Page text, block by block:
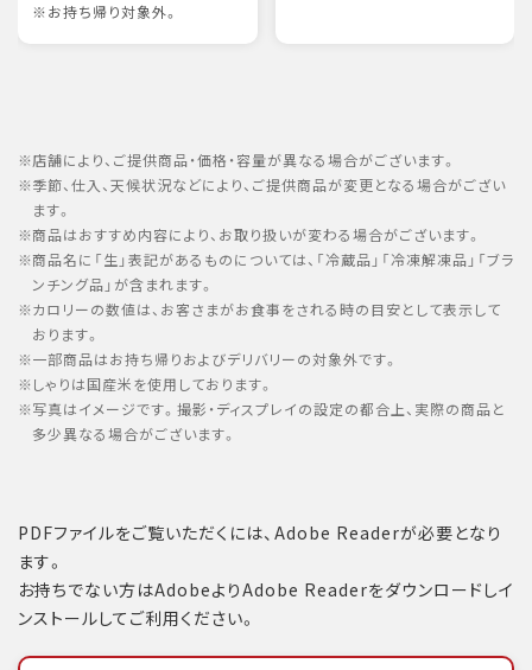
※お持ち帰り対象外。
店舗により、ご提供商品・価格・容量が異なる場合がございます。
季節、仕入、天候状況などにより、ご提供商品が変更となる場合がござい
ます。
商品はおすすめ内容により、お取り扱いが変わる場合がございます。
商品名に「生」表記があるものについては、「冷蔵品」「冷凍解凍品」「ブラ
ンチング品」が含まれます。
カロリーの数値は、お客さまがお食事をされる時の目安として表示して
おります。
一部商品はお持ち帰りおよびデリバリーの対象外です。
しゃりは国産米を使用しております。
写真はイメージです。撮影・ディスプレイの設定の都合上、実際の商品と
多少異なる場合がございます。
PDFファイルをご覧いただくには、Adobe Readerが必要となり
ます。
お持ちでない方はAdobeよりAdobe Readerをダウンロードしイ
ンストールしてご利用ください。